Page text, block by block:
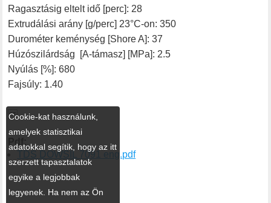
Ragasztásig eltelt idő [perc]: 28
Extrudálási arány [g/perc] 23°C-on: 350
Durométer keménység [Shore A]: 37
Húzószilárdság [A-támasz] [MPa]: 2.5
Nyúlás [%]: 680
Fajsúly: 1.40

Pdf:
TDS DOWSIL 7091 eng.pdf
Cookie-kat használunk,
amelyek statisztikai
adatokkal segítik, hogy az itt
szerzett tapasztalatok
egyike a legjobbak
legyenek. Ha nem az Ön